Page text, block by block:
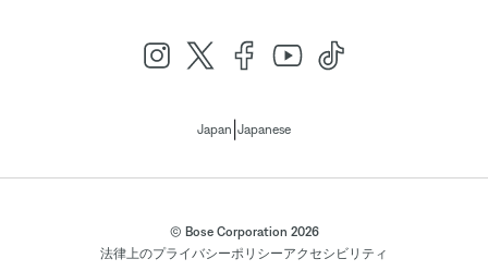
Japan Japanese
© Bose Corporation 2026
法律上のプライバシーポリシーアクセシビリティ